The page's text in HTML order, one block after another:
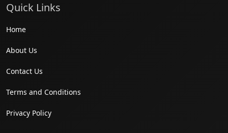
Quick Links
Home
About Us
Contact Us
Terms and Conditions
Privacy Policy